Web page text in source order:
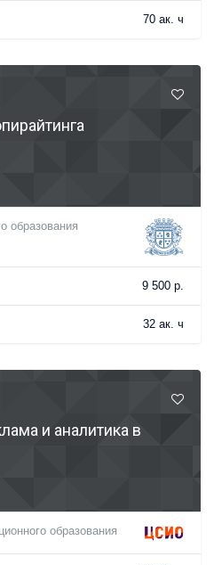
70 ак. ч
образования
9 500 р.
32 ак. ч
и аналитика в
образования